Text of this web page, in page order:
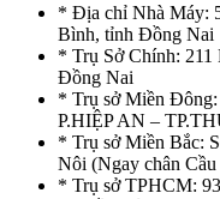
* Địa chỉ Nhà Máy:
Bình, tỉnh Đồng Nai
* Trụ Sở Chính:
Đồng Nai
* Trụ sở Miền
P.HIỆP AN –
* Trụ sở Miền Bắc:
Nôi (Ngay chân
* Trụ sở TPHCM: